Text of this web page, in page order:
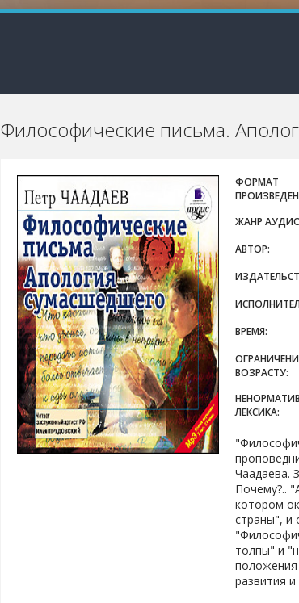
Философические письма.
ФОРМАТ
ЖАНР
АВТОР:
ВРЕМЯ:
ВОЗРАСТУ:
ЛЕКСИКА:
Чаадаева.
Почему?..
котором
страны", и
толпы" и
положения
развития